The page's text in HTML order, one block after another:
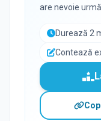
are nevoie
Durează 2
Contează